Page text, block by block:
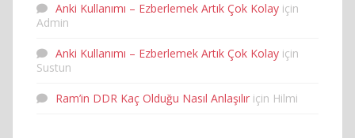
Anki Kullanımı – Ezberlemek Artık Çok Kolay için
Admin
Anki Kullanımı – Ezberlemek Artık Çok Kolay için
Sustun
Ram’in DDR Kaç Olduğu Nasıl Anlaşılır için Hilmi